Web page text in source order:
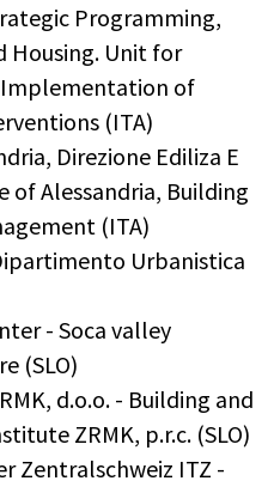
Programming,
Housing. Unit for
of
(ITA)
Direzione Ediliza E
of Alessandria, Building
(ITA)
Urbanistica
- Soca valley
(SLO)
d.o.o. - Building and
ZRMK, p.r.c. (SLO)
Zentralschweiz ITZ -